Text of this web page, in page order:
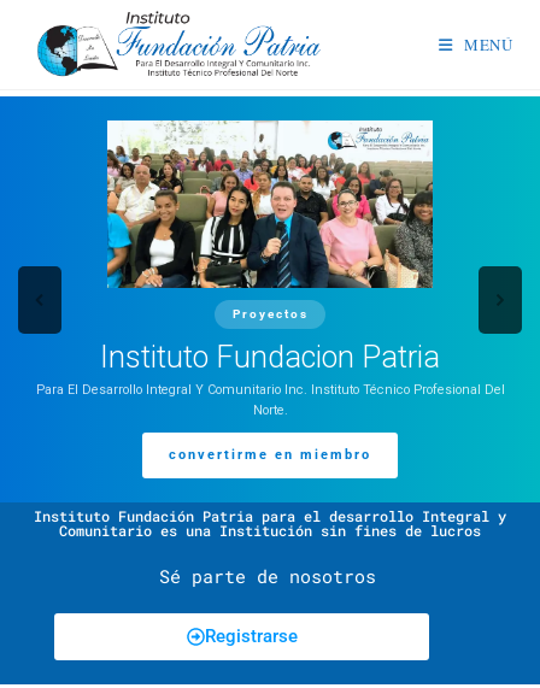
MENÚ
Proyectos
Instituto Fundacion Patria
Para El Desarrollo Integral Y Comunitario Inc. Instituto Técnico Profesional Del
Norte.
convertirme en miembro
Instituto Fundación Patria para el desarrollo Integral y
Comunitario es una Institución sin fines de lucros
Sé parte de nosotros
Registrarse